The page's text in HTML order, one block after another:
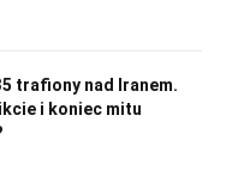
trafiony nad Iranem.
i koniec mitu